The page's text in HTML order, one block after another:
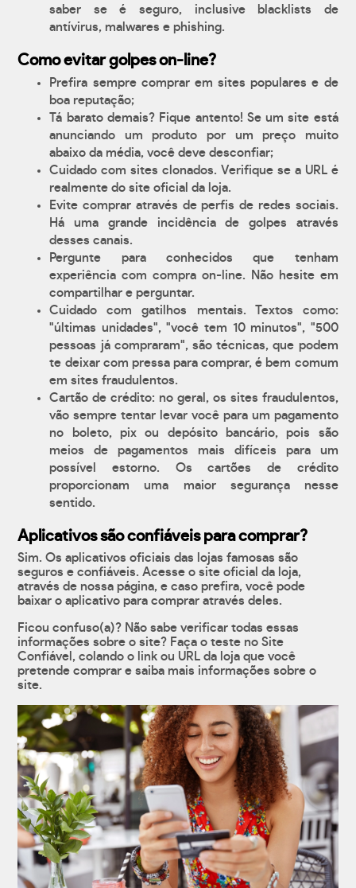
saber se é seguro, inclusive blacklists de
antívirus, malwares e phishing.
Como evitar golpes on-line?
Prefira sempre comprar em sites populares e de
boa reputação;
Tá barato demais? Fique antento! Se um site está
anunciando um produto por um preço muito
abaixo da média, você deve desconfiar;
Cuidado com sites clonados. Verifique se a URL é
realmente do site oficial da loja.
Evite comprar através de perfis de redes sociais.
Há uma grande incidência de golpes através
desses canais.
Pergunte para conhecidos que tenham
experiência com compra on-line. Não hesite em
compartilhar e perguntar.
Cuidado com gatilhos mentais. Textos como:
"últimas unidades", "você tem 10 minutos", "500
pessoas já compraram", são técnicas, que podem
te deixar com pressa para comprar, é bem comum
em sites fraudulentos.
Cartão de crédito: no geral, os sites fraudulentos,
vão sempre tentar levar você para um pagamento
no boleto, pix ou depósito bancário, pois são
meios de pagamentos mais difíceis para um
possível estorno. Os cartões de crédito
proporcionam uma maior segurança nesse
sentido.
Aplicativos são confiáveis para comprar?
Sim. Os aplicativos oficiais das lojas famosas são
seguros e confiáveis. Acesse o site oficial da loja,
através de nossa página, e caso prefira, você pode
baixar o aplicativo para comprar através deles.
Ficou confuso(a)? Não sabe verificar todas essas
informações sobre o site? Faça o teste no Site
Confiável, colando o link ou URL da loja que você
pretende comprar e saiba mais informações sobre o
site.